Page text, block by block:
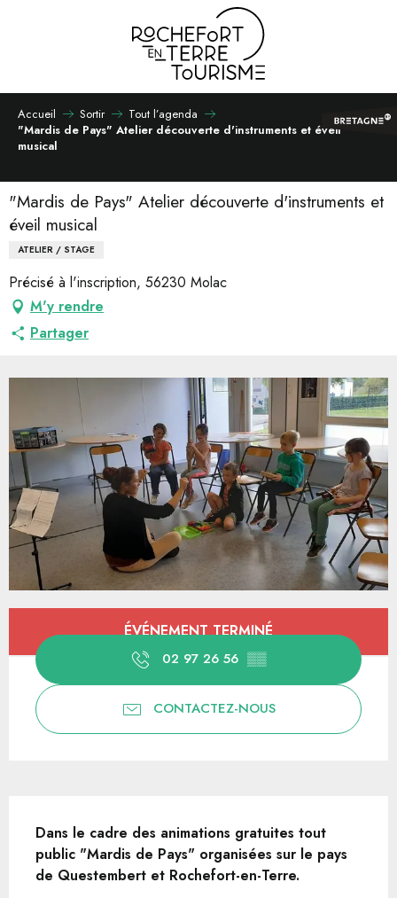
Accueil Sortir
Tout l’agenda
"Mardis de Pays" Atelier découverte d'instruments et éveil
musical
"Mardis de Pays" Atelier découverte d'instruments et
éveil musical
ATELIER / STAGE
Précisé à l'inscription, 56230 Molac
M'y rendre
Partager
Ouverture et coordonnées
ÉVÉNEMENT TERMINÉ
02 97 26 56 ▒▒
CONTACTEZ-NOUS
Dans le cadre des animations gratuites tout
public "Mardis de Pays" organisées sur le pays
de Questembert et Rochefort-en-Terre.